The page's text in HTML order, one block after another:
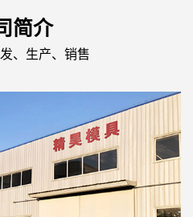
简介
、生产、销售